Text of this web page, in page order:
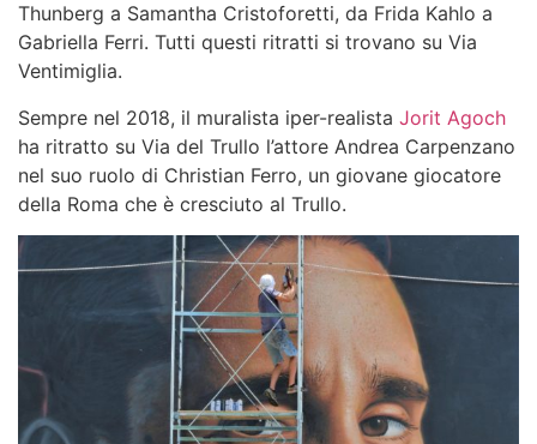
Thunberg a Samantha Cristoforetti, da Frida Kahlo a
Gabriella Ferri. Tutti questi ritratti si trovano su Via
Ventimiglia.
Sempre nel 2018, il muralista iper-realista Jorit Agoch
ha ritratto su Via del Trullo l’attore Andrea Carpenzano
nel suo ruolo di Christian Ferro, un giovane giocatore
della Roma che è cresciuto al Trullo.